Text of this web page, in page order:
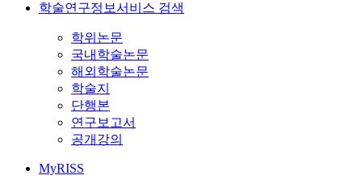
학술연구정보서비스 검색
학위논문
국내학술논문
해외학술논문
학술지
단행본
연구보고서
공개강의
MyRISS